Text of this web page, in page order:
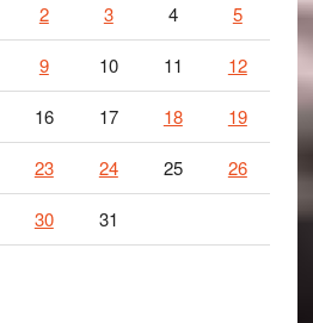
2 3 4 5
9 10 11 12
16 17 18 19
23 24 25 26
30 31